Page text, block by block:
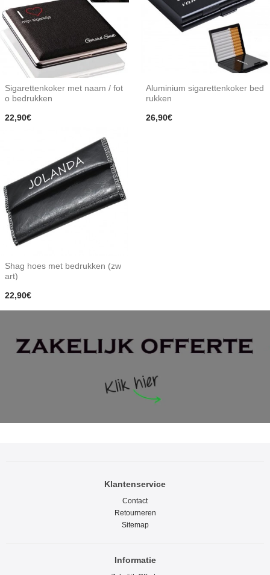
Sigarettenkoker met naam / fot
o bedrukken
22,90€
Aluminium sigarettenkoker bed
rukken
26,90€
Shag hoes met bedrukken (zw
art)
22,90€
Klantenservice
Contact
Retourneren
Sitemap
Informatie